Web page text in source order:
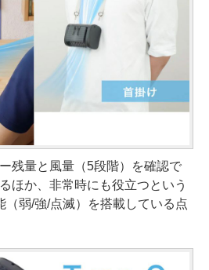
残量と風量（5段階）を確認で
ほか、非常時にも役立つという
（弱/強/点滅）を搭載している点